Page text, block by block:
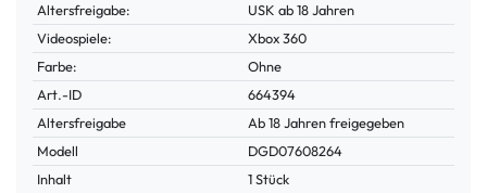
Altersfreigabe:
USK ab 18 Jahren
Videospiele:
Xbox 360
Farbe:
Ohne
Technisches
Merkmal
Wert
Art.-ID
664394
Altersfreigabe
Ab 18 Jahren freigegeben
Modell
DGD07608264
Inhalt
1 Stück